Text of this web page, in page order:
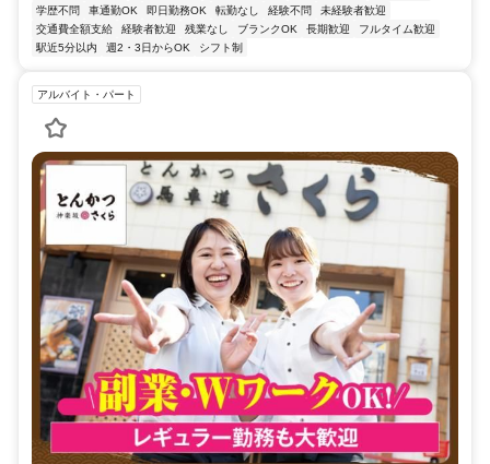
学歴不問
車通勤OK 即日勤務OK 転勤なし 経験不問
未経験者歓迎
交通費全額支給
経験者歓迎 残業なし ブランクOK 長期歓迎
フルタイム歓迎
駅近5分以内
週2・3日からOK シフト制
アルバイト・パート